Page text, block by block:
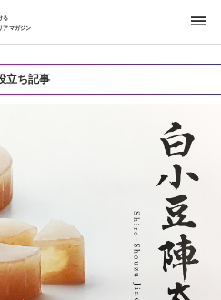
る
アマガジン
立ち記事